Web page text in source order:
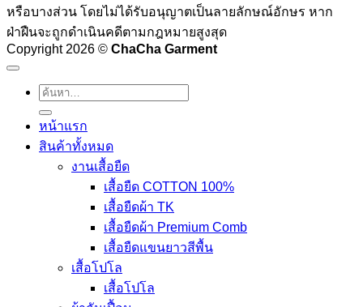
หรือบางส่วน โดยไม่ได้รับอนุญาตเป็นลายลักษณ์อักษร หาก
ฝ่าฝืนจะถูกดำเนินคดีตามกฎหมายสูงสุด
Copyright 2026 © ChaCha Garment
ค้นหา:
หน้าแรก
สินค้าทั้งหมด
งานเสื้อยืด
เสื้อยืด COTTON 100%
เสื้อยืดผ้า TK
เสื้อยืดผ้า Premium Comb
เสื้อยืดแขนยาวสีพื้น
เสื้อโปโล
เสื้อโปโล